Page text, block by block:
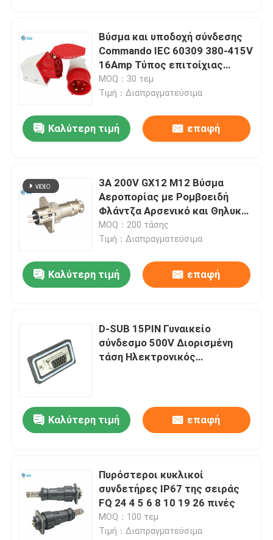
Βύσμα και υποδοχή σύνδεσης
Commando IEC 60309 380-415V
16Amp Τύπος επιτοίχιας
τοποθέτησης
MOQ：30 τεμ
Τιμή：Διαπραγματεύσιμα
Καλύτερη τιμή επαφή
3A 200V GX12 M12 Βύσμα
Αεροπορίας με Ρομβοειδή
Φλάντζα Αρσενικό και Θηλυκό
Σετ
MOQ：200 τάσης
Τιμή：Διαπραγματεύσιμα
Καλύτερη τιμή επαφή
D-SUB 15PIN Γυναικείο
σύνδεσμο 500V Διορισμένη
τάση Ηλεκτρονικός
Καλύτερη τιμή επαφή
Πυρόστεροι κυκλικοί
συνδετήρες IP67 της σειράς
FQ 24 4 5 6 8 10 19 26 πινές
MOQ：100 τεμ
Τιμή：Διαπραγματεύσιμα